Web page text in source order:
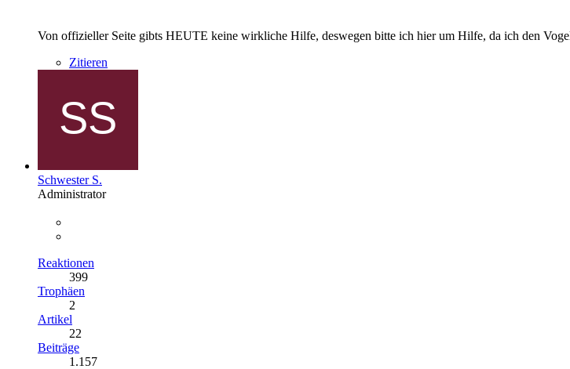
Von offizieller Seite gibts HEUTE keine wirkliche Hilfe, deswegen bitte ich hier um Hilfe, da ich den
Zitieren
Schwester S.
Administrator
Reaktionen
399
Trophäen
2
Artikel
22
Beiträge
1.157